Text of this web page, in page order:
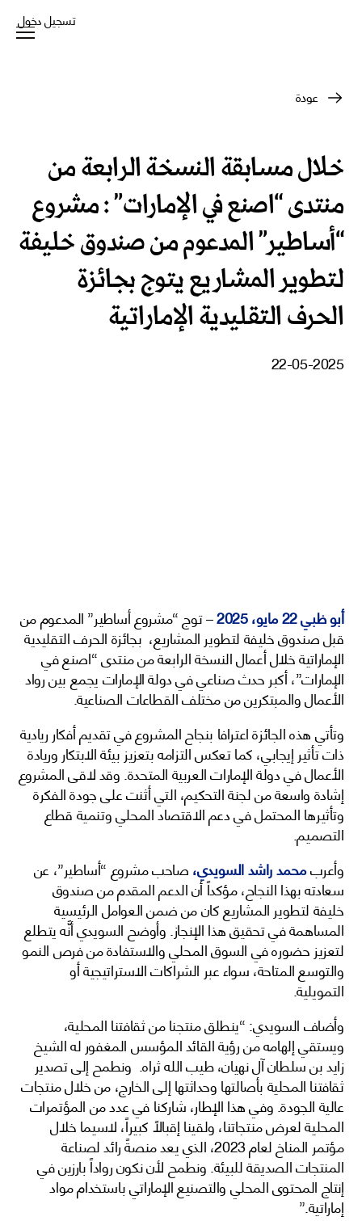
تسجيل دخول
عودة
خلال مسابقة النسخة الرابعة من
منتدى “اصنع في الإمارات” : مشروع
“أساطير” المدعوم من صندوق خليفة
لتطوير المشاريع يتوج بجائزة
الحرف التقليدية الإماراتية
22-05-2025
أبو ظبي22 مايو، 2025 – توج “مشروع أساطير” المدعوم من
قبل صندوق خليفة لتطوير المشاريع، بجائزة الحرف التقليدية
الإماراتية خلال أعمال النسخة الرابعة من منتدى “اصنع في
الإمارات”، أكبر حدث صناعي في دولة الإمارات يجمع بين رواد
الأعمال والمبتكرين من مختلف القطاعات الصناعية.
وتأتي هذه الجائزة اعترافا بنجاح المشروع في تقديم أفكار ريادية
ذات تأثير إيجابي، كما تعكس التزامه بتعزيز بيئة الابتكار وريادة
الأعمال في دولة الإمارات العربية المتحدة. وقد لاقى المشروع
إشادة واسعة من لجنة التحكيم، التي أثنت على جودة الفكرة
وتأثيرها المحتمل في دعم الاقتصاد المحلي وتنمية قطاع
التصميم.
وأعربمحمد راشد السويدي،صاحب مشروع “أساطير”، عن
سعادته بهذا النجاح، مؤكداً أن الدعم المقدم من صندوق
خليفة لتطوير المشاريع كان من ضمن العوامل الرئيسية
المساهمة في تحقيق هذا الإنجاز. وأوضح السويدي أنَّه يتطلع
لتعزيز حضوره في السوق المحلي والاستفادة من فرص النمو
والتوسع المتاحة، سواء عبر الشراكات الاستراتيجية أو
التمويلية.
وأضاف السويدي: “ينطلق منتجنا من ثقافتنا المحلية،
ويستقي إلهامه من رؤية القائد المؤسس المغفور له الشيخ
زايد بن سلطان آل نهيان، طيب الله ثراه. ونطمح إلى تصدير
ثقافتنا المحلية بأصالتها وحداثتها إلى الخارج، من خلال منتجات
عالية الجودة. وفي هذا الإطار، شاركنا في عدد من المؤتمرات
المحلية لعرض منتجاتنا، ولقينا إقبالاً كبيراً، لاسيما خلال
مؤتمر المناخ لعام 2023، الذي يعد منصةً رائد لصناعة
المنتجات الصديقة للبيئة. ونطمح لأن نكون رواداً بارزين في
إنتاج المحتوى المحلي والتصنيع الإماراتي باستخدام مواد
إماراتية.”